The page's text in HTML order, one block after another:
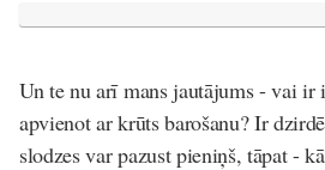
Un te nu arī mans jautājums - vai ir
apvienot ar krūts barošanu? Ir
slodzes var pazust pieniņš, tāpat -